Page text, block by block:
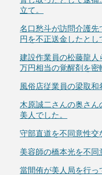
立て。
名口愁斗が訪問介護
円を不正送金したとし
建設作業員の松藤龍人
万円相当の覚醒剤を密
風俗店従業員の梁取
木原誠二さんの奥さ
美人でした。
守部直道を不同意性交
美容師の橋本光を不同
當間侑が美人局を行っ